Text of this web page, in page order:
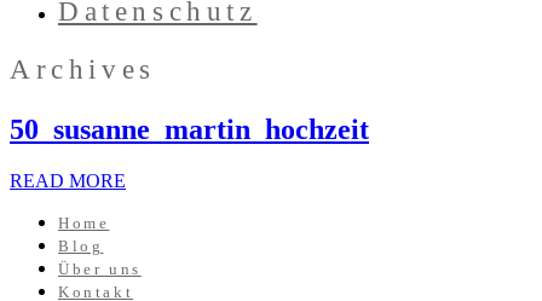
Datenschutz
Archives
50_susanne_martin_hochzeit
READ MORE
Home
Blog
Über uns
Kontakt